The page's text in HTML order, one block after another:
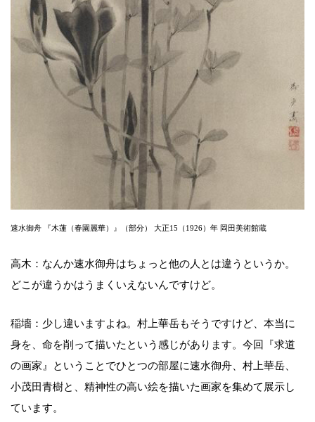
速水御舟 『木蓮（春園麗華）』（部分） 大正15（1926）年 岡田美術館蔵
高木：なんか速水御舟はちょっと他の人とは違うというか。
どこが違うかはうまくいえないんですけど。
稲墻：少し違いますよね。村上華岳もそうですけど、本当に
身を、命を削って描いたという感じがあります。今回『求道
の画家』ということでひとつの部屋に速水御舟、村上華岳、
小茂田青樹と、精神性の高い絵を描いた画家を集めて展示し
ています。